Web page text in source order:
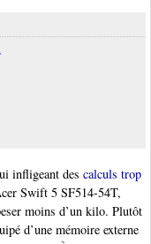
infligeant des calculs trop
Swift 5 SF514-54T,
moins d’un kilo. Plutôt
d’une mémoire externe